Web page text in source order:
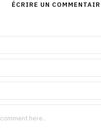
ÉCRIRE UN